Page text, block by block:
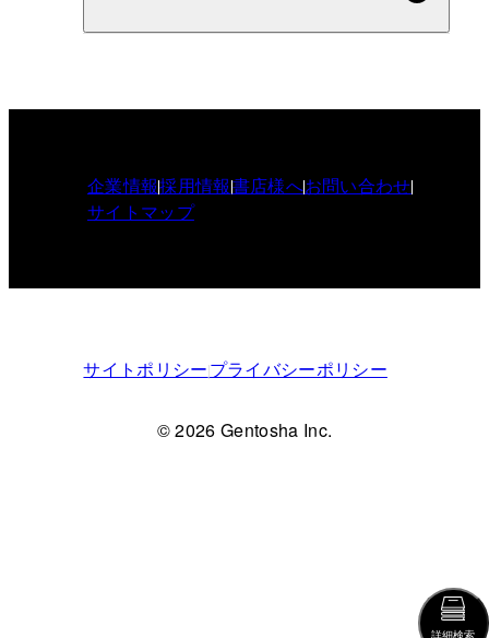
詳細検索
企業情報採用情報書店様へお問い合わせ
サイトマップ
サイトポリシープライバシーポリシー
© 2026 Gentosha Inc.